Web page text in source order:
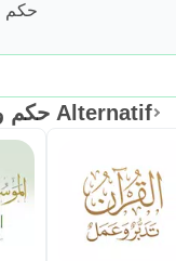
حكم
حكم ومواعظ وأدعية: الكلم الطيب Alternatif